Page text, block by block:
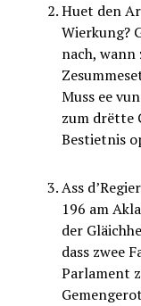
Huet den
Wierkung?
nach, wann
Muss ee
zum drëtte
Bestietnis
Ass
196 am
der
dass zwee
Parlament